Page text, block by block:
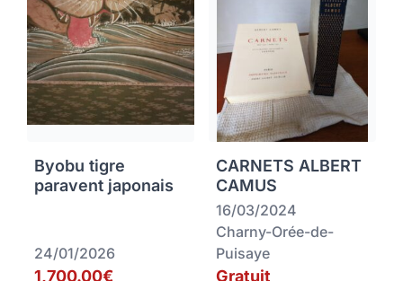
Byobu tigre
paravent japonais
24/01/2026
1,700.00€
CARNETS ALBERT
CAMUS
16/03/2024
Charny-Orée-de-
Puisaye
Gratuit